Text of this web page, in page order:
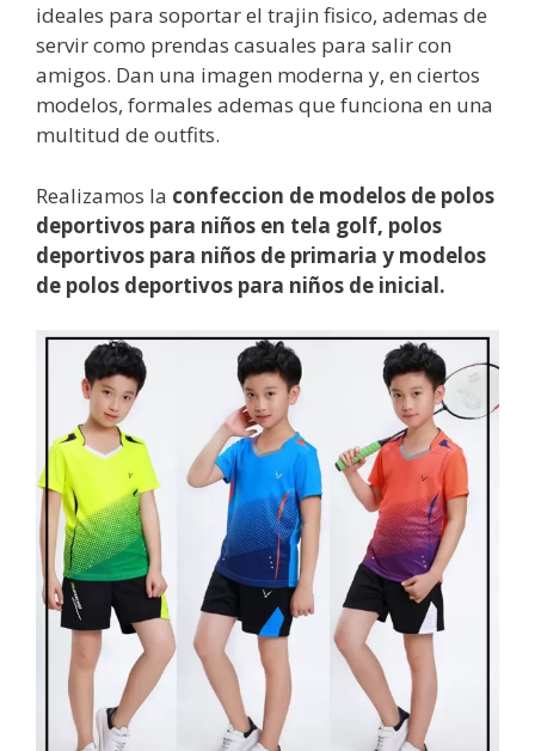
ideales para soportar el trajin fisico, ademas de
servir como prendas casuales para salir con
amigos. Dan una imagen moderna y, en ciertos
modelos, formales ademas que funciona en una
multitud de outfits.
Realizamos la confeccion de modelos de polos
deportivos para niños en tela golf, polos
deportivos para niños de primaria y modelos
de polos deportivos para niños de inicial.